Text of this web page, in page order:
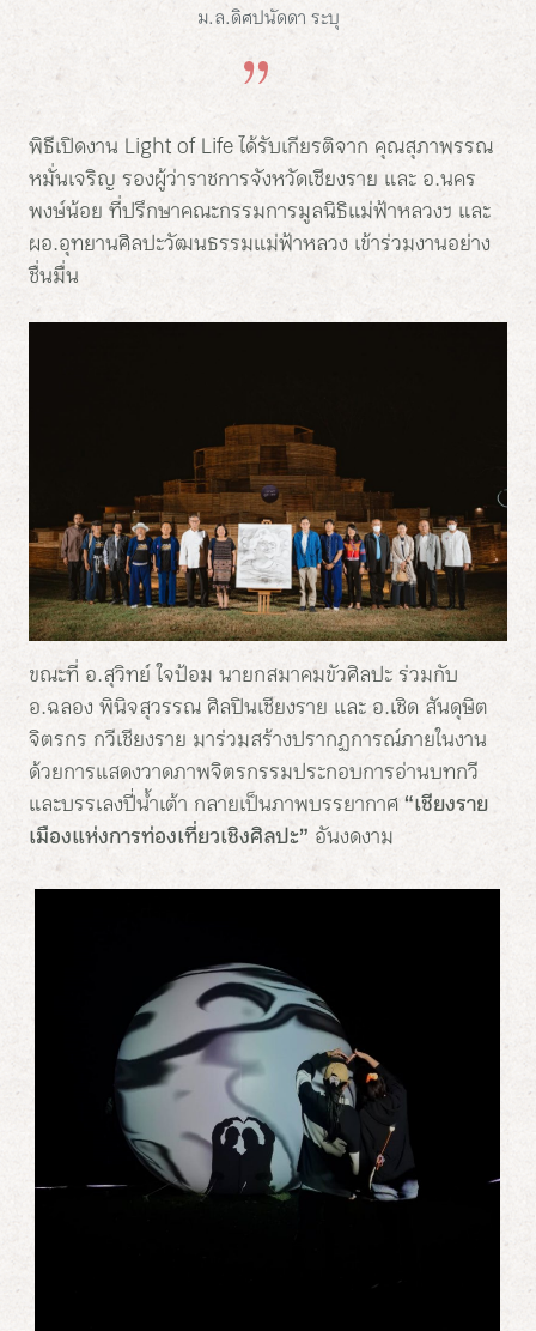
ม.ล.ดิศปนัดดา ระบุ
พิธีเปิดงาน Light of Life ได้รับเกียรติจาก คุณสุภาพรรณ
หมั่นเจริญ รองผู้ว่าราชการจังหวัดเชียงราย และ อ.นคร
พงษ์น้อย ที่ปรึกษาคณะกรรมการมูลนิธิแม่ฟ้าหลวงฯ และ
ผอ.อุทยานศิลปะวัฒนธรรมแม่ฟ้าหลวง เข้าร่วมงานอย่าง
ชื่นมื่น
ขณะที่ อ.สุวิทย์ ใจป้อม นายกสมาคมขัวศิลปะ ร่วมกับ
อ.ฉลอง พินิจสุวรรณ ศิลปินเชียงราย และ อ.เชิด สันดุษิต
จิตรกร กวีเชียงราย มาร่วมสร้างปรากฏการณ์ภายในงาน
ด้วยการแสดงวาดภาพจิตรกรรมประกอบการอ่านบทกวี
และบรรเลงปี่น้ำเต้า กลายเป็นภาพบรรยากาศ“เชียงราย
เมืองแห่งการท่องเที่ยวเชิงศิลปะ” อันงดงาม